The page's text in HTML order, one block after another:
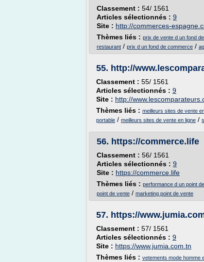
Classement : 54/ 1561
Articles sélectionnés : 9
Site : http://commerces-
Thèmes liés : prix de vente d un fond
restaurant / prix d un fond de commerce /
55. http://
Classement : 55/ 1561
Articles sélectionnés : 9
Site : http://
Thèmes liés : meilleurs sites de vente
portable / meilleurs sites de vente en ligne /
56. https://commerce.life
Classement : 56/ 1561
Articles sélectionnés : 9
Site : https://commerce.life
Thèmes liés : performance d un point
point de vente / marketing point de vente
57. https://
Classement : 57/ 1561
Articles sélectionnés : 9
Site : https://www.jumia.com.tn
Thèmes liés : vetements mode homme